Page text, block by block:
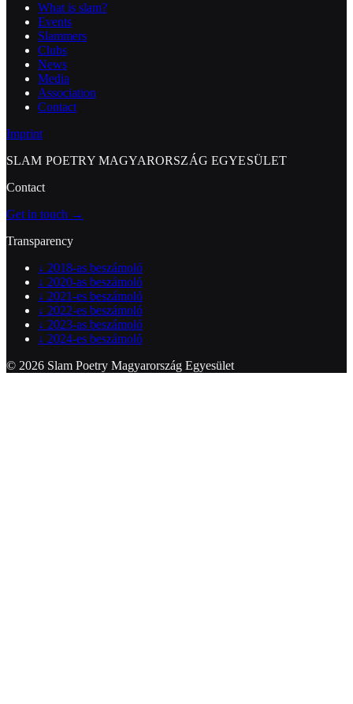
What is slam?
Events
Slammers
Clubs
News
Media
Association
Contact
Imprint
SLAM POETRY MAGYARORSZÁG EGYESÜLET
Contact
Get in touch →
Transparency
↓ 2018-as beszámoló
↓ 2020-as beszámoló
↓ 2021-es beszámoló
↓ 2022-es beszámoló
↓ 2023-as beszámoló
↓ 2024-es beszámoló
© 2026 Slam Poetry Magyarország Egyesület